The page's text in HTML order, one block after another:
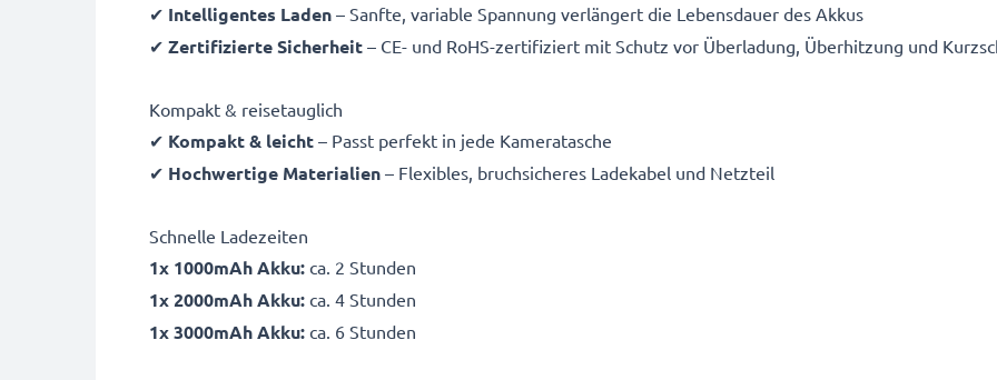
✔ Intelligentes Laden – Sanfte, variable Spannung verlängert die Lebensdauer des Akkus
✔ Zertifizierte Sicherheit – CE- und RoHS-zertifiziert mit Schutz vor Überladung, Überhitzung und
Kompakt & reisetauglich
✔ Kompakt & leicht – Passt perfekt in jede Kameratasche
✔ Hochwertige Materialien – Flexibles, bruchsicheres Ladekabel und Netzteil
Schnelle Ladezeiten
1x 1000mAh Akku: ca. 2 Stunden
1x 2000mAh Akku: ca. 4 Stunden
1x 3000mAh Akku: ca. 6 Stunden